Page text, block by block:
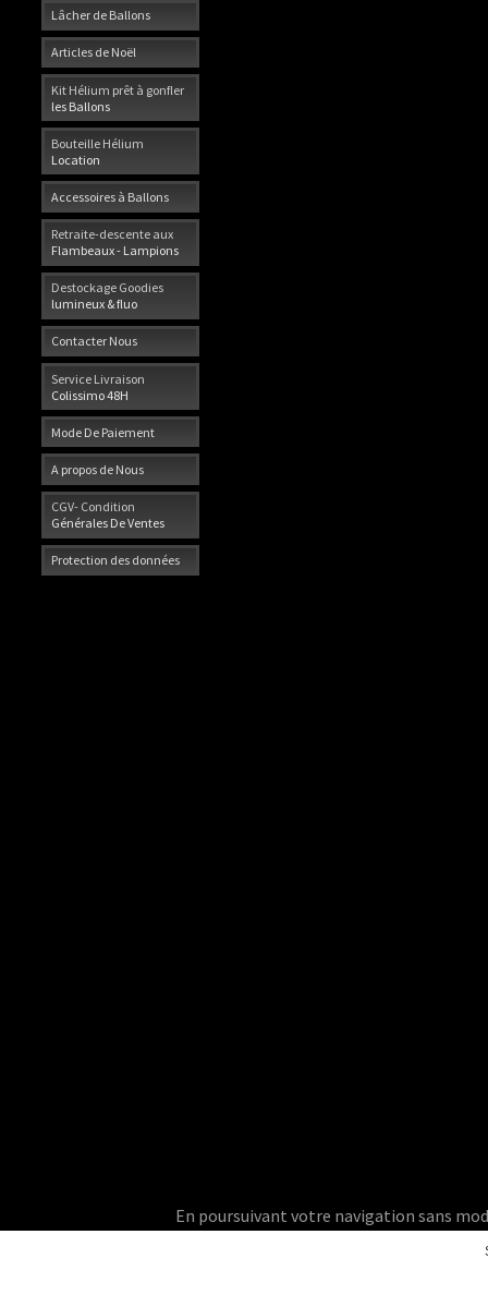
Lâcher de Ballons
Articles de Noël
Kit Hélium prêt à gonfler
les Ballons
Bouteille Hélium
Location
Accessoires à Ballons
Retraite-descente aux
Flambeaux - Lampions
Destockage Goodies
lumineux & fluo
Contacter Nous
Service Livraison
Colissimo 48H
Mode De Paiement
A propos de Nous
CGV- Condition
Générales De Ventes
Protection des données
En poursuivant votre navigation sans